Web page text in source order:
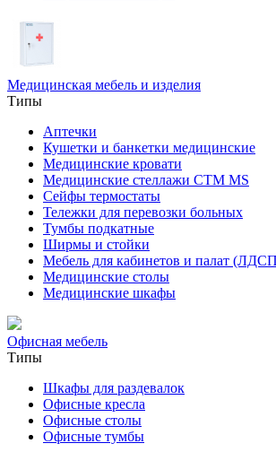
Медицинская мебель и изделия
Типы
Аптечки
Кушетки и банкетки медицинские
Медицинские кровати
Медицинские стеллажи CTM MS
Сейфы термостаты
Тележки для перевозки больных
Тумбы подкатные
Ширмы и стойки
Мебель для кабинетов и палат
Медицинские столы
Медицинские шкафы
Офисная мебель
Типы
Шкафы для раздевалок
Офисные кресла
Офисные столы
Офисные тумбы